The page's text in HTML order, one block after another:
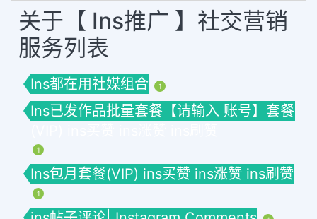
关于【 Ins推广 】社交营销
服务列表
Ins都在用社媒组合 1
Ins已发作品批量套餐【请输入 账号】套餐
1
Ins包月套餐(VIP) ins买赞 ins涨赞 ins刷赞
1